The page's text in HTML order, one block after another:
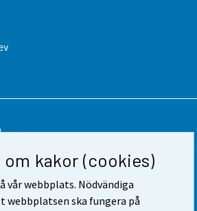
kakor (cookies)
vår webbplats. Nödvändiga
webbplatsen ska fungera på